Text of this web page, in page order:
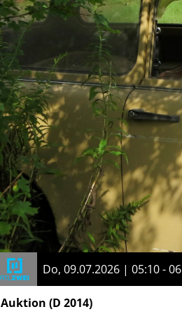
Do, 09.07.2026 | 05:10 -
Auktion (D 2014)